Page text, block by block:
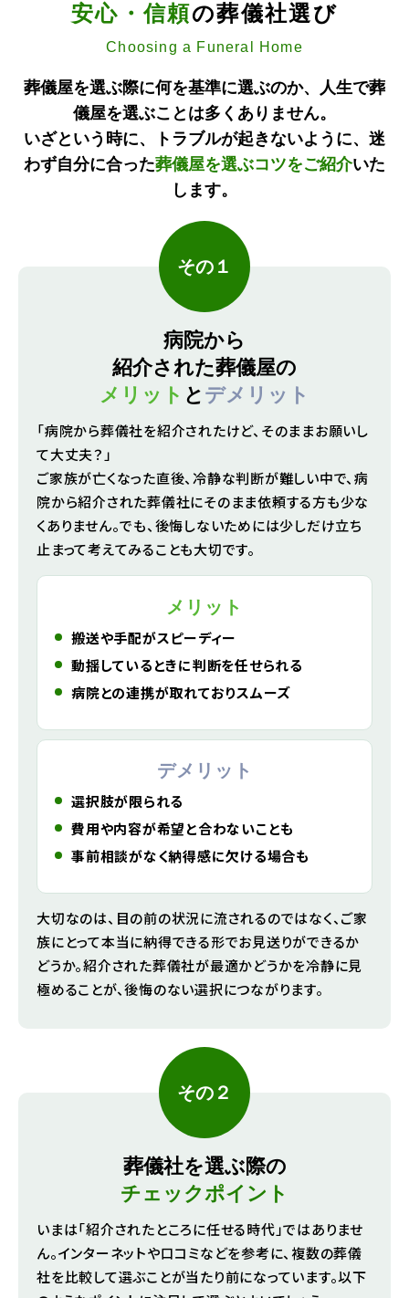
安心・信頼の葬儀社選び
Choosing a Funeral Home
葬儀屋を選ぶ際に何を基準に選ぶのか、人生で葬
儀屋を選ぶことは多くありません。
いざという時に、トラブルが起きないように、迷
わず自分に合った葬儀屋を選ぶコツをご紹介いた
します。
その１
病院から
紹介された葬儀屋の
メリット と デメリット
「病院から葬儀社を紹介されたけど、そのままお願いし
て大丈夫？」
ご家族が亡くなった直後、冷静な判断が難しい中で、病
院から紹介された葬儀社にそのまま依頼する方も少な
くありません。でも、後悔しないためには少しだけ立ち
止まって考えてみることも大切です。
メリット
搬送や手配がスピーディー
動揺しているときに判断を任せられる
病院との連携が取れておりスムーズ
デメリット
選択肢が限られる
費用や内容が希望と合わないことも
事前相談がなく納得感に欠ける場合も
大切なのは、目の前の状況に流されるのではなく、ご家
族にとって本当に納得できる形でお見送りができるか
どうか。紹介された葬儀社が最適かどうかを冷静に見
極めることが、後悔のない選択につながります。
その２
葬儀社を選ぶ際の
チェックポイント
いまは「紹介されたところに任せる時代」ではありませ
ん。インターネットや口コミなどを参考に、複数の葬儀
社を比較して選ぶことが当たり前になっています。以下